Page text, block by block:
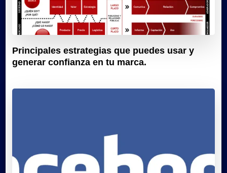
Principales estrategias que puedes usar y
generar confianza en tu marca.